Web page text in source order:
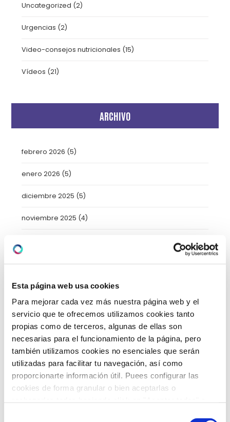
Esta página web usa cookies
Para mejorar cada vez más nuestra página web y el
servicio que te ofrecemos utilizamos cookies tanto
propias como de terceros, algunas de ellas son
necesarias para el funcionamiento de la página, pero
también utilizamos cookies no esenciales que serán
utilizadas para facilitar tu navegación, así como
proporcionarte información útil. Puees configurar las
cookies de forma granular o bien aceptarlas o
Uncategorized (2)
Urgencias (2)
Video-consejos nutricionales (15)
Vídeos (21)
ARCHIVO
febrero 2026 (5)
enero 2026 (5)
diciembre 2025 (5)
noviembre 2025 (4)
septiembre 2025(2)
agosto 2025(2)
julio 2025(7)
junio 2025(6)
mayo 2025(6)
abril 2025(8)